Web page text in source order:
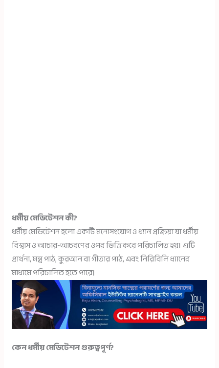
ধর্মীয় মেডিটেশন কী?
ধর্মীয় মেডিটেশন হলো একটি মনোসংযোগ ও ধ্যান প্রক্রিয়া যা ধর্মীয়
বিশ্বাস ও আচার-আচরণের ওপর ভিত্তি করে পরিচালিত হয়। এটি
প্রার্থনা, মন্ত্র পাঠ, কুরআন বা গীতার পাঠ, এবং নিরিবিলি ধ্যানের
মাধ্যমে পরিচালিত হতে পারে।
কেন ধর্মীয় মেডিটেশন গুরুত্বপূর্ণ?